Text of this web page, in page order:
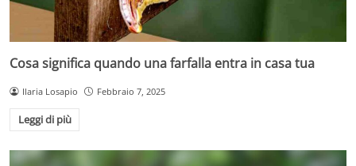
Cosa significa quando una farfalla entra in casa tua
Ilaria Losapio Febbraio 7, 2025
Leggi di più